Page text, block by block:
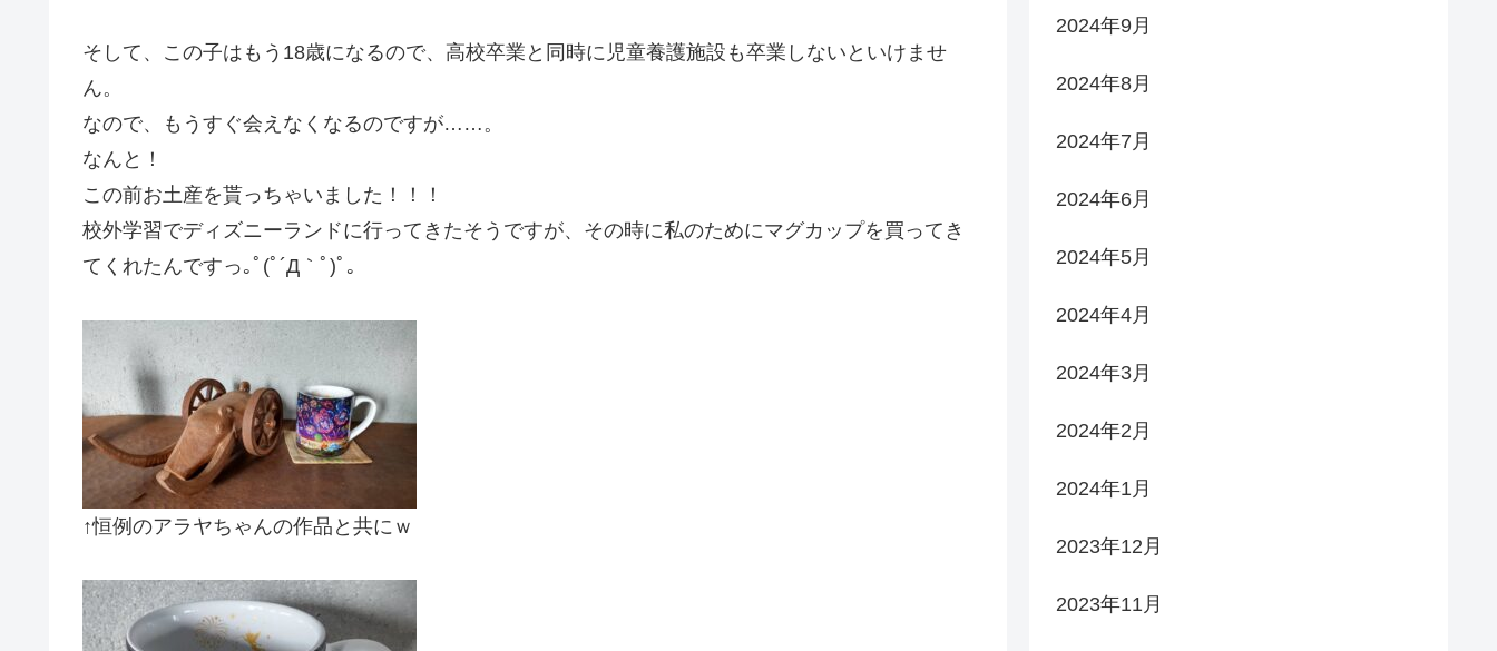
そして、この子はもう18歳になるので、高校卒業と同時に児童養護施設も卒業しないといけませ
ん。
なので、もうすぐ会えなくなるのですが……。
なんと！
この前お土産を貰っちゃいました！！！
校外学習でディズニーランドに行ってきたそうですが、その時に私のためにマグカップを買ってき
てくれたんですっ｡ﾟ(ﾟ´Д｀ﾟ)ﾟ｡
↑恒例のアラヤちゃんの作品と共にｗ
2024年9月
2024年8月
2024年7月
2024年6月
2024年5月
2024年4月
2024年3月
2024年2月
2024年1月
2023年12月
2023年11月